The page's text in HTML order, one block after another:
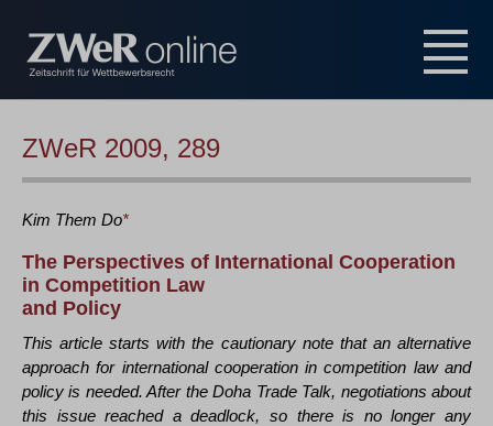
ZWeR 2009, 289
Kim Them Do*
The Perspectives of International Cooperation
in Competition Law
and Policy
This article starts with the cautionary note that an alternative
approach for international cooperation in competition law and
policy is needed. After the Doha Trade Talk, negotiations about
this issue reached a deadlock, so there is no longer any